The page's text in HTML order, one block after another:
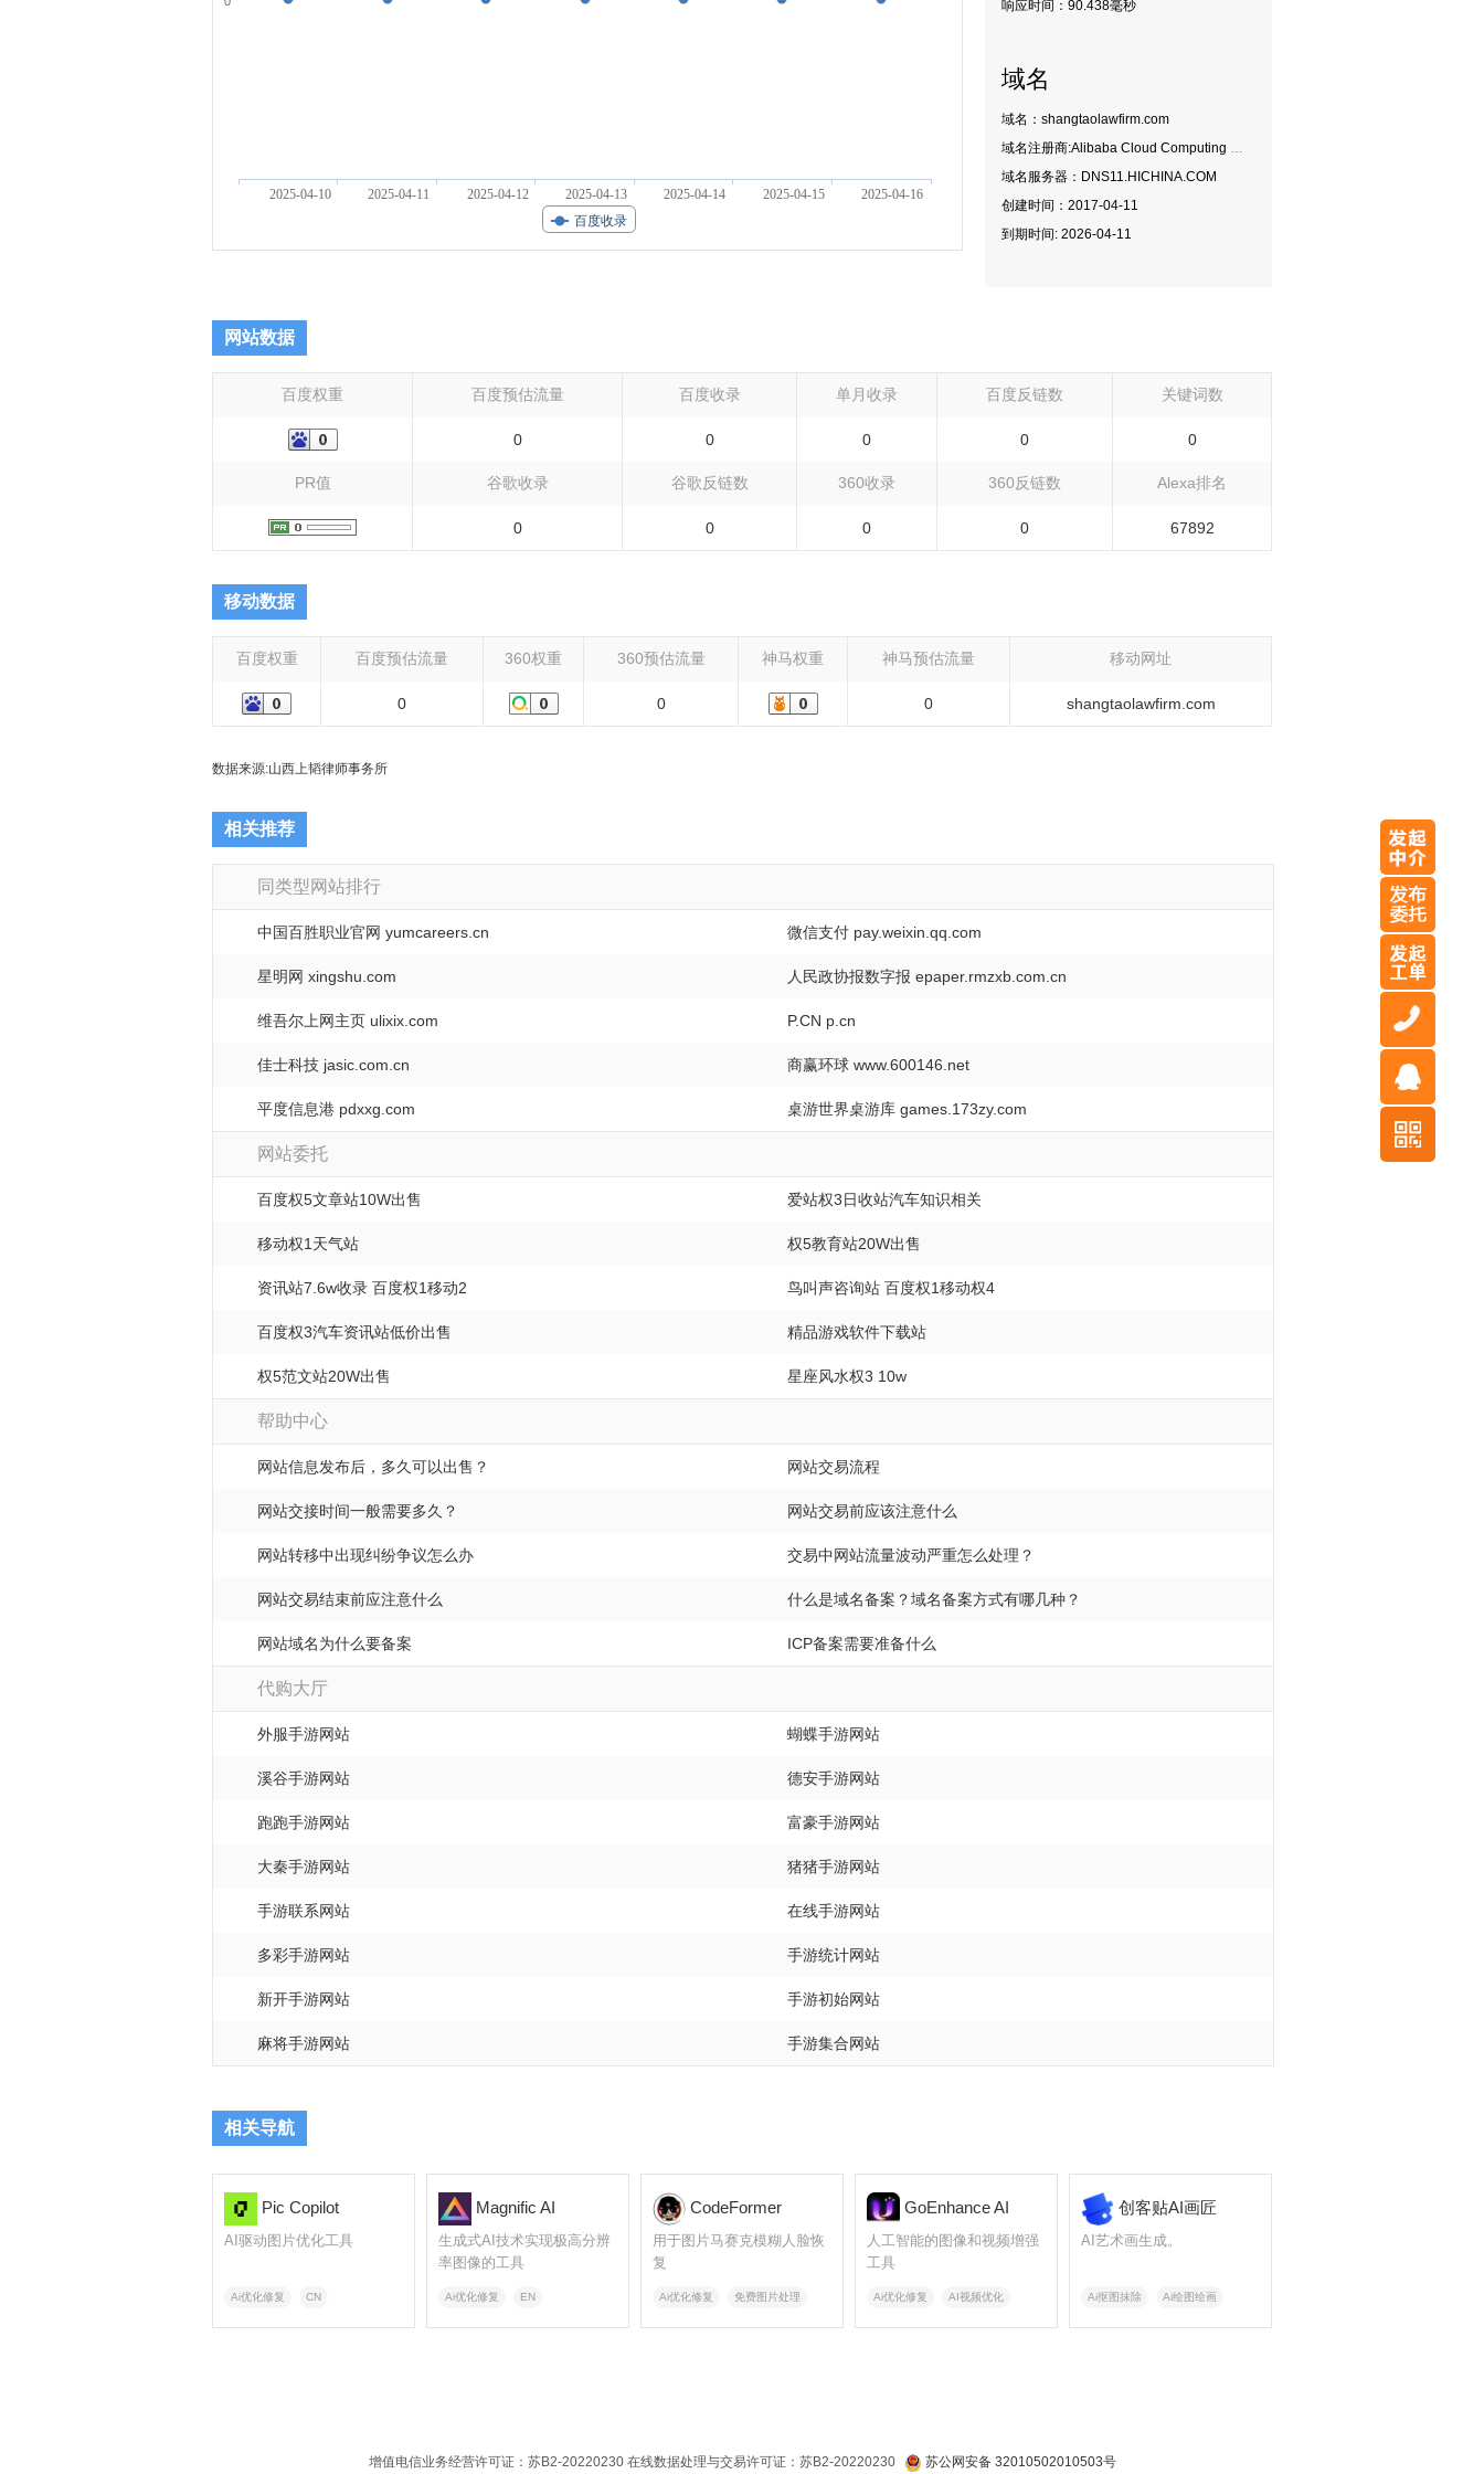
百度收录
2025-04-10 2025-04-11 2025-04-12 2025-04-13 2025-04-14 2025-04-15 2025-04-16
响应时间： 90.438毫秒
域名
域名：shangtaolawfirm.com
域名注册商:Alibaba Cloud Computing (Beijing) Co., Ltd.
域名服务器： DNS11.HICHINA.COM
创建时间： 2017-04-11
到期时间: 2026-04-11
网站数据
百度权重 百度预估流量 百度收录 单月收录 百度反链数 关键词数
0 0 0 0 0
PR值 谷歌收录 谷歌反链数 360收录 360反链数 Alexa排名
0 0 0 0 67892
移动数据
百度权重 百度预估流量 360权重 360预估流量 神马权重 神马预估流量 移动网址
0 0 0 shangtaolawfirm.com
数据来源:山西上韬律师事务所
相关推荐
同类型网站排行
中国百胜职业官网 yumcareers.cn 微信支付 pay.weixin.qq.com
星明网 xingshu.com 人民政协报数字报 epaper.rmzxb.com.cn
维吾尔上网主页 ulixix.com P.CN p.cn
佳士科技 jasic.com.cn 商赢环球 www.600146.net
平度信息港 pdxxg.com 桌游世界桌游库 games.173zy.com
网站委托
百度权5文章站10W出售 爱站权3日收站汽车知识相关
移动权1天气站 权5教育站20W出售
资讯站7.6w收录 百度权1移动2 鸟叫声咨询站 百度权1移动权4
百度权3汽车资讯站低价出售 精品游戏软件下载站
权5范文站20W出售 星座风水权3 10w
帮助中心
网站信息发布后，多久可以出售？ 网站交易流程
网站交接时间一般需要多久？ 网站交易前应该注意什么
网站转移中出现纠纷争议怎么办 交易中网站流量波动严重怎么处理？
网站交易结束前应注意什么 什么是域名备案？域名备案方式有哪几种？
网站域名为什么要备案 ICP备案需要准备什么
代购大厅
外服手游网站 蝴蝶手游网站
溪谷手游网站 德安手游网站
跑跑手游网站 富豪手游网站
大秦手游网站 猪猪手游网站
手游联系网站 在线手游网站
多彩手游网站 手游统计网站
新开手游网站 手游初始网站
麻将手游网站 手游集合网站
相关导航
Pic Copilot
AI驱动图片优化工具
Ai优化修复 CN
Magnific AI
生成式AI技术实现极高分辨
率图像的工具
Ai优化修复 EN
CodeFormer
用于图片马赛克模糊人脸恢
复
Ai优化修复 免费图片处理
GoEnhance AI
人工智能的图像和视频增强
工具
Ai优化修复 AI视频优化
创客贴AI画匠
AI艺术画生成。
Ai抠图抹除 Ai绘图绘画
增值电信业务经营许可证：苏B2-20220230 在线数据处理与交易许可证：苏B2-20220230 苏公网安备 32010502010503号